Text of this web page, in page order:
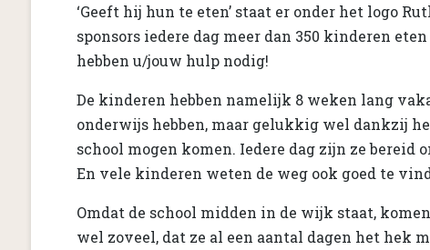
‘Geeft hij hun te eten’ staat er onder het logo
sponsors iedere dag meer dan 350 kinderen
hebben u/jouw hulp nodig!
De kinderen hebben namelijk 8 weken lang
onderwijs hebben, maar gelukkig wel dankzij
school mogen komen. Iedere dag zijn ze
En vele kinderen weten de weg ook goed te
Omdat de school midden in de wijk staat,
wel zoveel, dat ze al een aantal dagen het hek